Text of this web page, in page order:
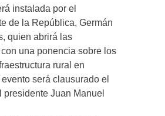
instalada por el
de la República, Germán
quien abrirá las
una ponencia sobre los
rural en
será clausurado el
presidente Juan Manuel